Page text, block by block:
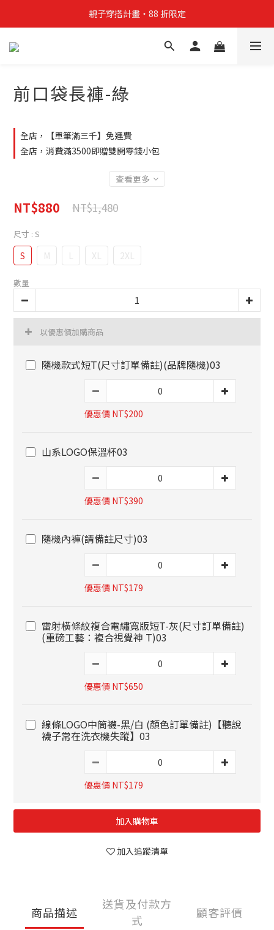
親子穿搭計畫・88 折限定
親子穿搭計畫・88 折限定
貼身補貨計畫  任選 6 件 $888
親子穿搭計畫・88 折限定
前口袋長褲-綠
全店，【單筆滿三千】免運費
全店，消費滿3500即贈雙開零錢小包
查看更多
NT$880 NT$1,480
尺寸 : S
S M L XL 2XL
數量
以優惠價加購商品
隨機款式短T(尺寸訂單備註)(品牌隨機)03
優惠價 NT$200
山系LOGO保溫杯03
優惠價 NT$390
隨機內褲(請備註尺寸)03
優惠價 NT$179
雷射橫條紋複合電繡寬版短T-灰(尺寸訂單備註)
(重磅工藝：複合視覺神 T)03
優惠價 NT$650
線條LOGO中筒襪-黑/白 (顏色訂單備註)【聽說
襪子常在洗衣機失蹤】03
優惠價 NT$179
加入購物車
加入追蹤清單
商品描述
送貨及付款方
式
顧客評價